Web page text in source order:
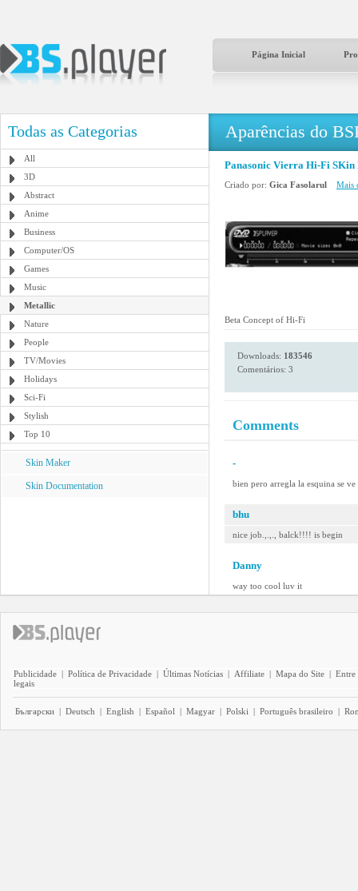
Página Inicial
Todas as Categorias
All
3D
Abstract
Anime
Business
Computer/OS
Games
Music
Metallic
Nature
People
TV/Movies
Holidays
Sci-Fi
Stylish
Top 10
Skin Maker
Skin Documentation
Aparências do
Panasonic Vierra Hi-Fi SKin
Criado por: Gica Fasolarul Mais
Beta Concept of Hi-Fi
Downloads: 183546
Comentários: 3
Comments
-
bien pero arregla la esquina se ve
bhu
nice job.,.,., balck!!!! is begin
Danny
way too cool luv it
Publicidade | Política de Privacidade | Últimas Notícias | Affiliate | Mapa do Site | Entre
legais
Български | Deutsch | English | Español | Magyar | Polski | Português brasileiro |